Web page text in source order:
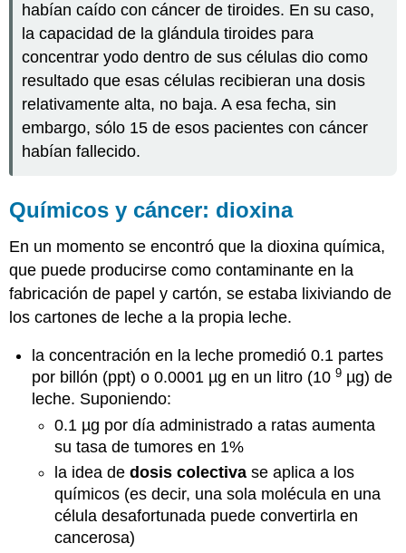
habían caído con cáncer de tiroides. En su caso,
la capacidad de la glándula tiroides para
concentrar yodo dentro de sus células dio como
resultado que esas células recibieran una dosis
relativamente alta, no baja. A esa fecha, sin
embargo, sólo 15 de esos pacientes con cáncer
habían fallecido.
Químicos y cáncer: dioxina
En un momento se encontró que la dioxina química,
que puede producirse como contaminante en la
fabricación de papel y cartón, se estaba lixiviando de
los cartones de leche a la propia leche.
la concentración en la leche promedió 0.1 partes
por billón (ppt) o 0.0001 µg en un litro (109 µg) de
leche. Suponiendo:
0.1 µg por día administrado a ratas aumenta
su tasa de tumores en 1%
la idea de dosis colectivase aplica a los
químicos (es decir, una sola molécula en una
célula desafortunada puede convertirla en
cancerosa)